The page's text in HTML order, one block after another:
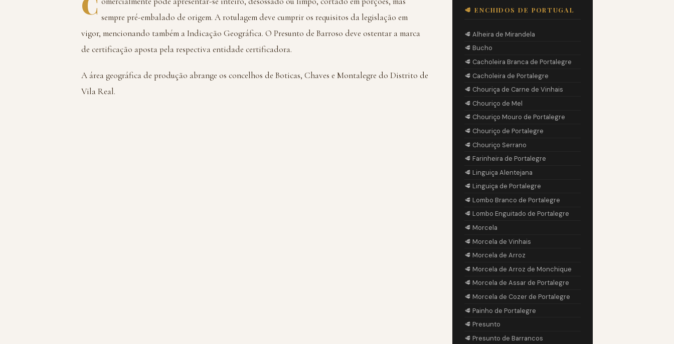
sempre pré-embalado de origem. A rotulagem deve cumprir os requisitos da legislação em
vigor, mencionando também a Indicação Geográfica. O Presunto de Barroso deve ostentar a marca
de certificação aposta pela respectiva entidade certificadora.
A área geográfica de produção abrange os concelhos de Boticas, Chaves e Montalegre do Distrito de
Vila Real.
🥩 ENCHIDOS DE PORTUGAL
🥩 Alheira de Mirandela
🥩 Bucho
🥩 Cacholeira Branca de Portalegre
🥩 Cacholeira de Portalegre
🥩 Chouriça de Carne de Vinhais
🥩 Chouriço de Mel
🥩 Chouriço Mouro de Portalegre
🥩 Chouriço de Portalegre
🥩 Chouriço Serrano
🥩 Farinheira de Portalegre
🥩 Linguiça Alentejana
🥩 Linguiça de Portalegre
🥩 Lombo Branco de Portalegre
🥩 Lombo Enguitado de Portalegre
🥩 Morcela
🥩 Morcela de Vinhais
🥩 Morcela de Arroz
🥩 Morcela de Arroz de Monchique
🥩 Morcela de Assar de Portalegre
🥩 Morcela de Cozer de Portalegre
🥩 Painho de Portalegre
🥩 Presunto
🥩 Presunto de Barrancos